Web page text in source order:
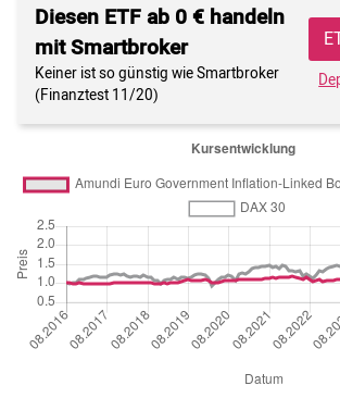
Diesen ETF ab 0 € handeln
mit Smartbroker
Keiner ist so günstig wie Smartbroker
(Finanztest 11/20)